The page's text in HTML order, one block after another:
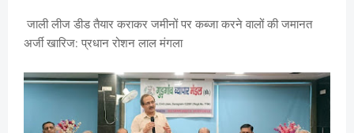
जाली लीज डीड तैयार कराकर जमीनों पर कब्जा करने वालों की जमानत
अर्जी खारिज: प्रधान रोशन लाल मंगला